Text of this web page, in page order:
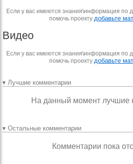
Если у вас имеются знания\информация по
помочь проекту добавьте
Видео
Если у вас имеются знания\информация по
помочь проекту добавьте
▾ Лучшие комментарии
На данный момент лучшие
▾ Остальные комментарии
Комментарии пока